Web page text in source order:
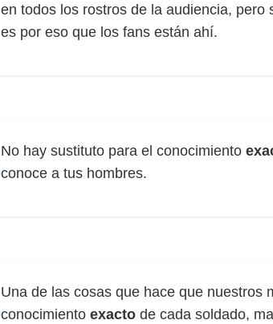
en todos los rostros de la audiencia,
es por eso que los fans están ahí.
No hay sustituto para el conocimiento
conoce a tus hombres.
Una de las cosas que hace que nuestros
conocimiento exacto de cada soldado,